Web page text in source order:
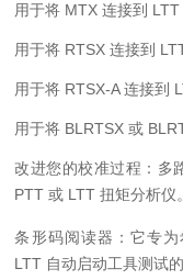
用于将 MTX 连接到
用于将 RTSX 连接到
用于将 RTSX-A 连接到
用于将 BLRTSX 或
改进您的校准过程： 多
PTT 或 LTT 扭矩分析仪
条形码阅读器：它专
LTT 自动启动工具测试